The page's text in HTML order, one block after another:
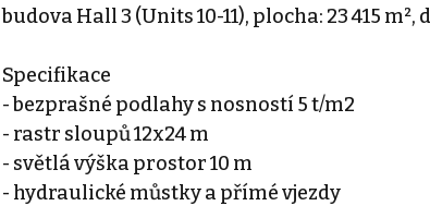
budova Hall 3 (Units 10-11), plocha: 23 415 m²,
Specifikace
- bezprašné podlahy s nosností 5 t/m2
- rastr sloupů 12x24 m
- světlá výška prostor 10 m
- hydraulické můstky a přímé vjezdy